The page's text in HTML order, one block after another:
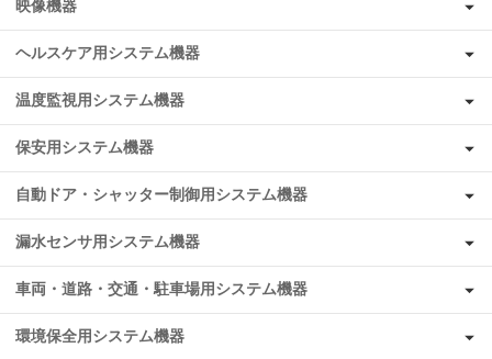
映像機器
ヘルスケア用システム機器
温度監視用システム機器
保安用システム機器
自動ドア・シャッター制御用システム機器
漏水センサ用システム機器
車両・道路・交通・駐車場用システム機器
環境保全用システム機器